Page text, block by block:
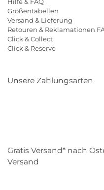
Größentabellen
Versand & Lieferung
Retouren & Reklamationen
Click & Collect
Click & Reserve
Unsere Zahlungsarten
Gratis Versand* nach
Versand